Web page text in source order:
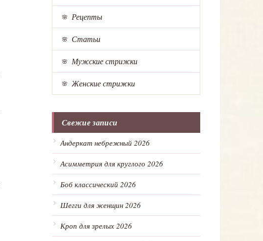
Рецепты
Статьи
Мужские стрижки
Женские стрижки
Свежие записи
Андеркат небрежный 2026
Асимметрия для круглого 2026
Боб классический 2026
Шегги для женщин 2026
Кроп для зрелых 2026